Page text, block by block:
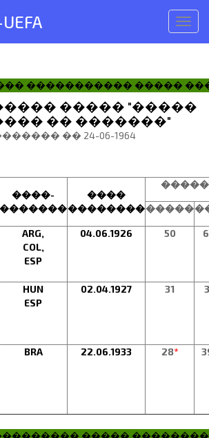
меню
����������� �����
����� "�����
�� �������"
�� 24-06-1964
����-
�������
����
��������
�����
�����
ARG,
COL,
ESP
04.06.1926 50
HUN
ESP
02.04.1927 31
BRA 22.06.1933 28*
����� ��������